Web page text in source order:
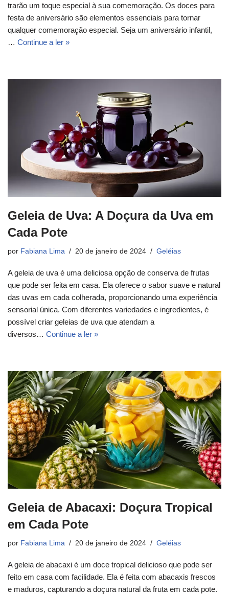
trarão um toque especial à sua comemoração. Os doces para
festa de aniversário são elementos essenciais para tornar
qualquer comemoração especial. Seja um aniversário infantil,
… Continue a ler »
Geleia de Uva: A Doçura da Uva em
Cada Pote
por Fabiana Lima 20 de janeiro de 2024 Geléias
A geleia de uva é uma deliciosa opção de conserva de frutas
que pode ser feita em casa. Ela oferece o sabor suave e natural
das uvas em cada colherada, proporcionando uma experiência
sensorial única. Com diferentes variedades e ingredientes, é
possível criar geleias de uva que atendam a
diversos… Continue a ler »
Geleia de Abacaxi: Doçura Tropical
em Cada Pote
por Fabiana Lima 20 de janeiro de 2024 Geléias
A geleia de abacaxi é um doce tropical delicioso que pode ser
feito em casa com facilidade. Ela é feita com abacaxis frescos
e maduros, capturando a doçura natural da fruta em cada pote.